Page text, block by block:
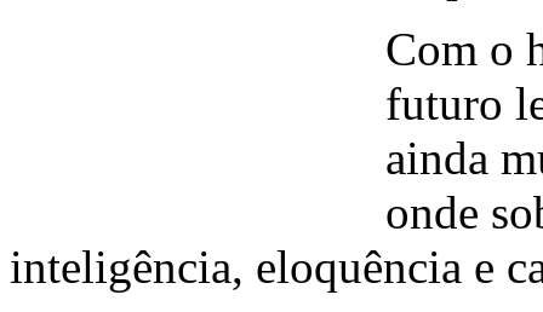
Com o
futuro
ainda
onde
inteligência, eloquência e